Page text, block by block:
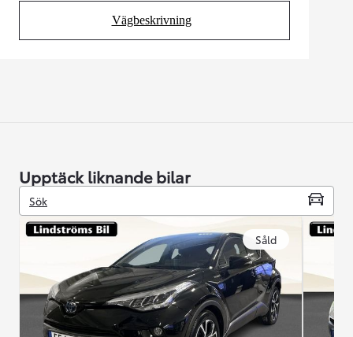
Vägbeskrivning
(Opens in new tab)
Upptäck liknande bilar
Sök
Såld